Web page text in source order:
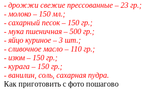
- дрожжи свежие прессованные – 23 гр.;
- молоко – 150 мл.;
- сахарный песок – 150 гр.;
- мука пшеничная – 500 гр.;
- яйцо куриное – 3 шт.;
- сливочное масло – 110 гр.;
- изюм – 150 гр.;
- курага – 150 гр.;
- ванилин, соль, сахарная пудра.
Как приготовить с фото пошагово